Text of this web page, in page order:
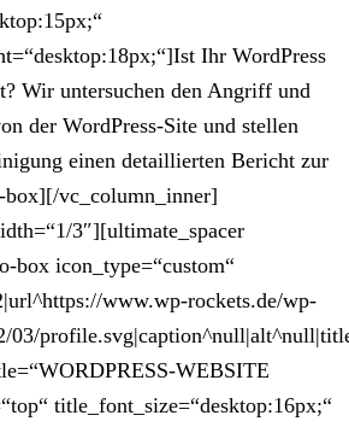
Ihr WordPress
Wir untersuchen den Angriff und
der WordPress-Site und stellen
einen detaillierten Bericht zur
vc_column_inner]
3″][ultimate_spacer
box icon_type=“custom“
www.wp-rockets.de/wp-
03/
WEBSITE
title_font_size=“desktop:16px;“